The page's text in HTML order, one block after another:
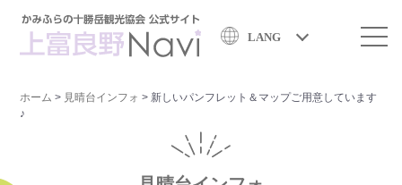
LANG
ホーム > 見晴台インフォ > 新しいパンフレット＆マップご用意しています
♪